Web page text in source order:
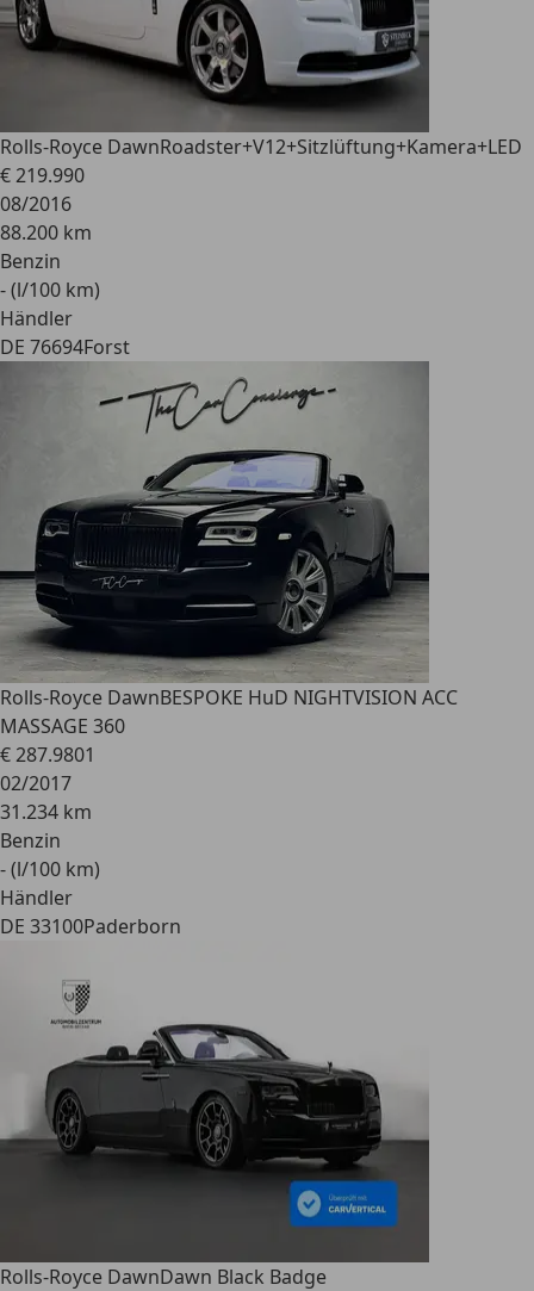
Rolls-Royce DawnRoadster+V12+Sitzlüftung+Kamera+LED
€ 219.990
08/2016
88.200 km
Benzin
- (l/100 km)
Händler
DE 76694Forst
Rolls-Royce DawnBESPOKE HuD NIGHTVISION ACC
MASSAGE 360
€ 287.9801
02/2017
31.234 km
Benzin
- (l/100 km)
Händler
DE 33100Paderborn
Rolls-Royce DawnDawn Black Badge